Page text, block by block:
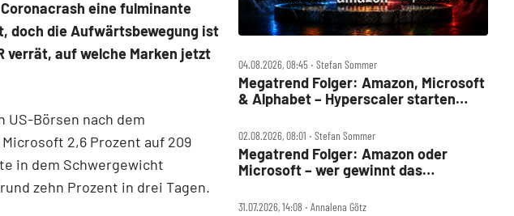
eine fulminante
doch die Aufwärtsbewegung ist
verrät, auf welche Marken jetzt
US-Börsen nach dem
2,6 Prozent auf 209
in dem Schwergewicht
zehn Prozent in drei Tagen.
04.08.2026, 08:45 ‧ Stefan Sommer
Megatrend Folger: Amazon, Microsoft
& Alphabet – Hyperscaler starten
02.08.2026, 08:01 ‧ Stefan Sommer
Megatrend Folger: Amazon oder
Microsoft – wer gewinnt das
31.07.2026, 14:08 ‧ Annalena Götz